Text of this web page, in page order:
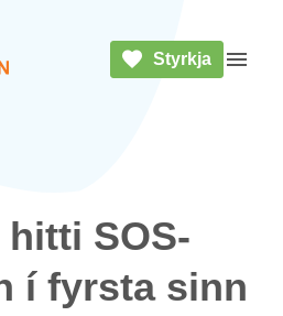
Styrkja Opna
SOS-
í fyrsta sinn